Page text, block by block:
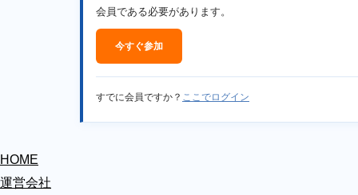
会員である必要があります。
今すぐ参加
すでに会員ですか？ ここでログイン
HOME
運営会社